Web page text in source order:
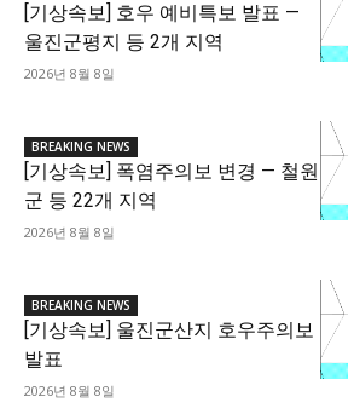
[기상속보] 호우 예비특보 발표 —
울진군평지 등 2개 지역
2026년 8월 8일
BREAKING NEWS
[기상속보] 폭염주의보 변경 — 철원
군 등 22개 지역
2026년 8월 8일
BREAKING NEWS
[기상속보] 울진군산지 호우주의보
발표
2026년 8월 8일